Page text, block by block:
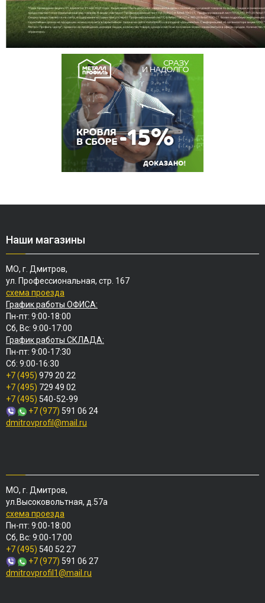
Наши магазины
МО, г. Дмитров,
ул. Профессиональная, стр. 167
схема проезда
График работы ОФИСА:
Пн-пт: 9:00-18:00
Сб, Вс: 9:00-17:00
График работы СКЛАДА:
Пн-пт: 9:00-17:30
Сб: 9:00-16:30
+7 (495) 979 20 22
+7 (495) 729 49 02
+7 (495) 540-52-99
+7 (977) 591 06 24
dmitrovprofil@mail.ru
МО, г. Дмитров,
ул.Высоковольтная, д.57а
схема проезда
Пн-пт: 9:00-18:00
Сб, Вс: 9:00-17:00
+7 (495) 540 52 27
+7 (977) 591 06 27
dmitrovprofil1@mail.ru